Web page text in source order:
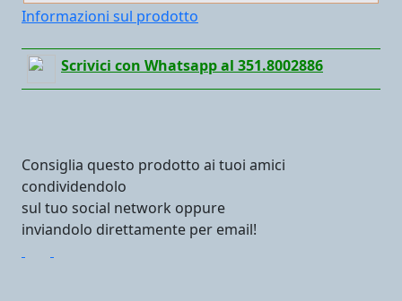
Informazioni sul prodotto
Scrivici con Whatsapp al 351.8002886
Consiglia questo prodotto ai tuoi amici
condividendolo
sul tuo social network oppure
inviandolo direttamente per email!